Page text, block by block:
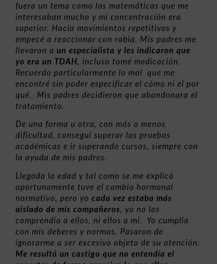
fuera un tema como las matemáticas que me
interesaban mucho y mi concentración era
superior. Hacía movimientos repetitivos y
empecé a reaccionar con rabia. Mis padres me
llevaron aun especialista y les indicaron que
yo era un TDAH, incluso tomé medicación.
Recuerdo particularmente lo mal que me
encontré sin poder especificar el cómo ni el por
qué. Mis padres decidieron que abandonara el
tratamiento.
De una forma u otra, con más o menos
dificultad, conseguí superar las pruebas
académicas e ir superando cursos, siempre con
la ayuda de mis padres.
Llegada la edad y tal como se me explicó
oportunamente tuve el cambio hormonal
normativo, pero yocada vez estaba más
aislado de mis compañeros, yo no los
comprendía a ellos, ni ellos a mí. Yo cumplía
con mis deberes y normas. Pasaron de
ignorarme a ser excesivo objeto de su atención.
Me resultó un castigo que no entendía el